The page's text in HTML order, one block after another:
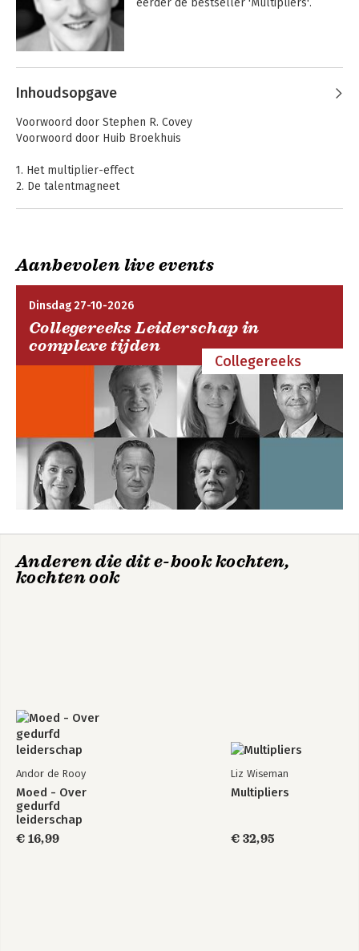
Multipliers
Rookie Smarts
Bekijk alle boeken
eerder de bestseller 'Multipliers'.
Andere boeken door Greg McKeown
Multipliers
Moeiteloos Moeiteloos
Bekijk alle boeken
Inhoudsopgave
Voorwoord door Stephen R. Covey
Voorwoord door Huib Broekhuis
1. Het multiplier-effect
2. De talentmagneet
7. Een multiplier worden
Bijlage A: Het onderzoeksproces
Bijlage B: Veelgestelde vragen
Bijlage C: De multipliers
Bijlage D: Discussiehandleiding voor multipliers
Aanbevolen live events
Dinsdag 27-10-2026
Collegereeks Leiderschap in
complexe tijden
Collegereeks
Anderen die dit e-book kochten,
kochten ook
Andor de Rooy
Moed - Over
gedurfd
leiderschap
€ 16,99
Liz Wiseman
Multipliers
€ 32,95